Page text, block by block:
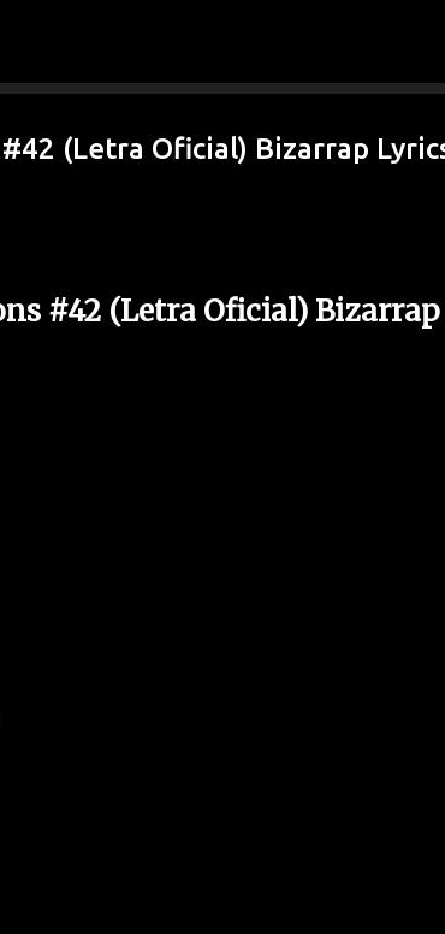
(Letra Oficial) Bizarrap
#42 (Letra Oficial) Bizarrap